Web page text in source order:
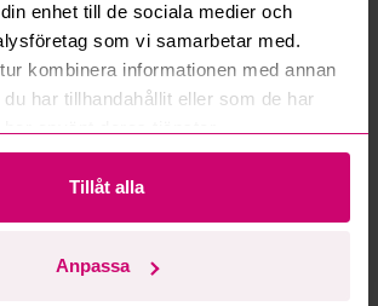
enhet till de sociala medier och
som vi samarbetar med.
kombinera informationen med annan
har tillhandahållit eller som de har
Tillåt alla
Anpassa
5d 21h Österåker 7d 1h
Arbetsbåt MS Boat W610
Mercedes-Benz